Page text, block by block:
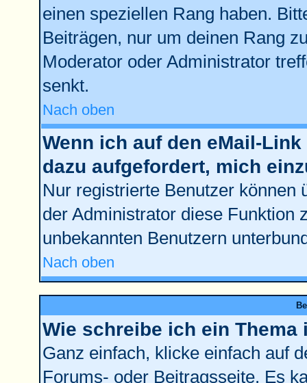
einen speziellen Rang haben.
Beiträgen, nur um deinen Rang
Moderator oder Administrator
senkt.
Nach oben
Wenn ich auf den eMail-
dazu aufgefordert, mich
Nur registrierte Benutzer können
der Administrator diese Funktion
unbekannten Benutzern
Nach oben
Wie schreibe ich ein Thema
Ganz einfach, klicke einfach auf
Forums- oder Beitragsseite. Es